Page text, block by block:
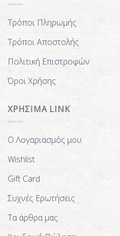
Τρόποι Πληρωμής
Τρόποι Αποστολής
Πολιτική Επιστροφών
Όροι Χρήσης
ΧΡΗΣΙΜΑ LINK
Ο Λογαριασμός μου
Wishlist
Gift Card
Συχνές Ερωτήσεις
Τα άρθρα μας